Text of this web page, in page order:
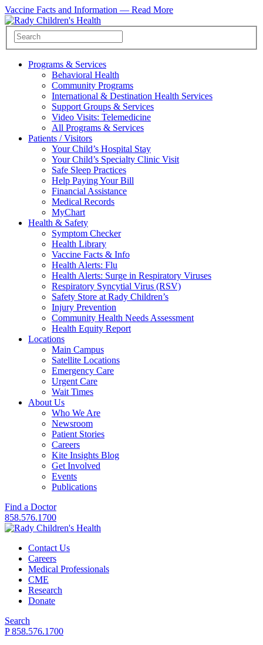
Vaccine Facts and Information — Read More
Programs & Services
Behavioral Health
Community Programs
International & Destination Health Services
Support Groups & Services
Video Visits: Telemedicine
All Programs & Services
Patients / Visitors
Your Child’s Hospital Stay
Your Child’s Specialty Clinic Visit
Safe Sleep Practices
Help Paying Your Bill
Financial Assistance
Medical Records
MyChart
Health & Safety
Symptom Checker
Health Library
Vaccine Facts & Info
Health Alerts: Flu
Health Alerts: Surge in Respiratory Viruses
Respiratory Syncytial Virus (RSV)
Safety Store at Rady Children’s
Injury Prevention
Community Health Needs Assessment
Health Equity Report
Locations
Main Campus
Satellite Locations
Emergency Care
Urgent Care
Wait Times
About Us
Who We Are
Newsroom
Patient Stories
Careers
Kite Insights Blog
Get Involved
Events
Publications
Find a Doctor
858.576.1700
Contact Us
Careers
Medical Professionals
CME
Research
Donate
Search
P 858.576.1700